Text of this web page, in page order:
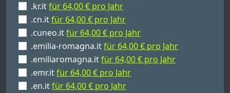
.kr.itfür 64,00 € pro Jahr
.cn.itfür 64,00 € pro Jahr
.cuneo.itfür 64,00 € pro Jahr
.emilia-romagna.itfür 64,00 € pro Jahr
.emiliaromagna.itfür 64,00 € pro Jahr
.emr.itfür 64,00 € pro Jahr
.en.itfür 64,00 € pro Jahr